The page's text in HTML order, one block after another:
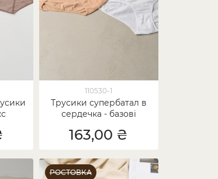
110530-1
Трусики супербатал в
сердечка - базові
163,00 ₴
РОСТОВКА